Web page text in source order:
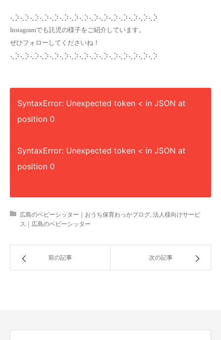
⢄⡱⢄⡱⢄⡱⢄⡱⢄⡱⢄⡱⢄⡱⢄⡱⢄⡱⢄⡱⢄⡱⢄⡱⢄⡱⢄⡱⢄⡱
Instagramでも託児の様子をご紹介しています。
ぜひフォローしてくださいね！
⢄⡱⢄⡱⢄⡱⢄⡱⢄⡱⢄⡱⢄⡱⢄⡱⢄⡱⢄⡱⢄⡱⢄⡱⢄⡱⢄⡱⢄⡱
SyntaxError: Unexpected token < in JSON at
position 0
SyntaxError: Unexpected token < in JSON at
position 0
広島のベビーシッター｜おうち保育わっかブログ, 法人様向けサービ
ス｜広島のベビーシッター
前の記事 次の記事